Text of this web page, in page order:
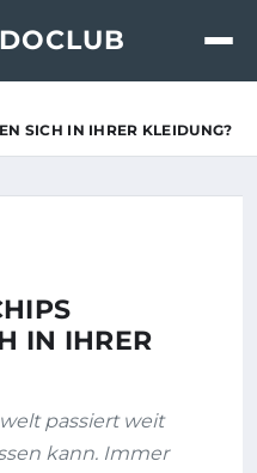
SICH IN IHRER KLEIDUNG?
IN IHRER
passiert weit
kann. Immer